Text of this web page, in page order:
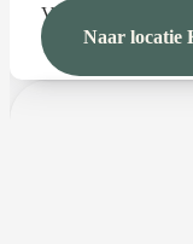
Vertrouwd sinds
Naar locatie